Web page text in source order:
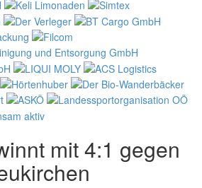
mit 4:1 gegen